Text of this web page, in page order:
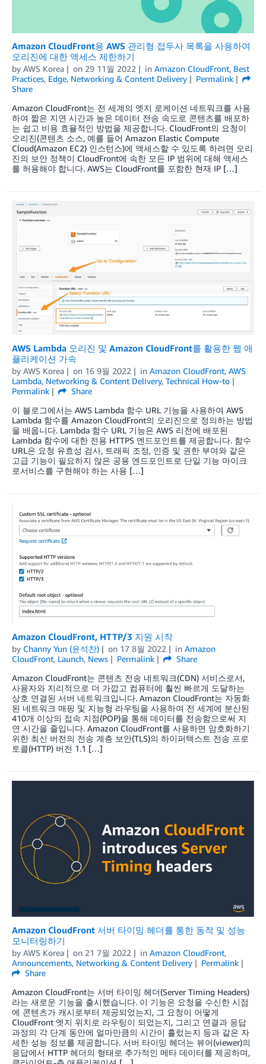
Amazon CloudFront용 AWS 관리형 접두사 목록을 사용하여
오리진에 대한 액세스 제한하기
by AWS Korea on 29 11월 2022 in Amazon CloudFront, Best
Practices, Edge, Networking & Content Delivery
Permalink
Share
Amazon CloudFront는 전 세계의 엣지 로케이션 네트워크를 사용
하여 짧은 지연 시간과 높은 데이터 전송 속도로 콘텐츠를 배포하
는 쉽고 비용 효율적인 방법을 제공합니다. CloudFront의 요청이
오리진(콘텐츠 소스, 예를 들어 Amazon Elastic Compute
Cloud(Amazon EC2) 인스턴스)에 액세스할 수 있도록 하려면 오리
진의 보안 정책이 CloudFront에 속한 모든 IP 범위에 대해 액세스
를 허용해야 합니다. AWS는 CloudFront를 포함한 현재 IP […]
AWS Lambda 오리진 및 Amazon CloudFront를 활용한 웹 애
플리케이션 가속
by AWS Korea on 16 9월 2022 in Amazon CloudFront, AWS
Lambda, Networking & Content Delivery, Technical How-to
Permalink
Share
이 블로그에서는 AWS Lambda 함수 URL 기능을 사용하여 AWS
Lambda 함수를 Amazon CloudFront의 오리진으로 정의하는 방법
을 배웁니다. Lambda 함수 URL 기능은 AWS 리전에 배포된
Lambda 함수에 대한 전용 HTTPS 엔드포인트를 제공합니다. 함수
URL은 요청 유효성 검사, 트래픽 조정, 인증 및 권한 부여와 같은
고급 기능이 필요하지 않은 공용 엔드포인트로 단일 기능 마이크
로서비스를 구현해야 하는 사용 […]
Amazon CloudFront, HTTP/3 지원 시작
by Channy Yun (윤석찬) on 17 8월 2022 in Amazon
CloudFront, Launch, News Permalink
Share
Amazon CloudFront는 콘텐츠 전송 네트워크(CDN) 서비스로서,
사용자와 지리적으로 더 가깝고 컴퓨터에 훨씬 빠르게 도달하는
상호 연결된 서버 네트워크입니다. Amazon CloudFront는 자동화
된 네트워크 매핑 및 지능형 라우팅을 사용하여 전 세계에 분산된
410개 이상의 접속 지점(POP)을 통해 데이터를 전송함으로써 지
연 시간을 줄입니다. Amazon CloudFront를 사용하면 암호화하기
위한 최신 버전의 전송 계층 보안(TLS)의 하이퍼텍스트 전송 프로
토콜(HTTP) 버전 1.1 […]
Amazon CloudFront 서버 타이밍 헤더를 통한 동작 및 성능
모니터링하기
by AWS Korea on 21 7월 2022 in Amazon CloudFront,
Announcements, Networking & Content Delivery
Permalink
Share
Amazon CloudFront는 서버 타이밍 헤더(Server Timing Headers)
라는 새로운 기능을 출시했습니다. 이 기능은 요청을 수신한 시점
에 콘텐츠가 캐시로부터 제공되었는지, 그 요청이 어떻게
CloudFront 엣지 위치로 라우팅이 되었는지, 그리고 연결과 응답
과정의 각 단계 동안에 얼마만큼의 시간이 흘렀는지 등과 같은 자
세한 성능 정보를 제공합니다. 서버 타이밍 헤더는 뷰어(viewer)의
응답에서 HTTP 헤더의 형태로 추가적인 메타 데이터를 제공하며,